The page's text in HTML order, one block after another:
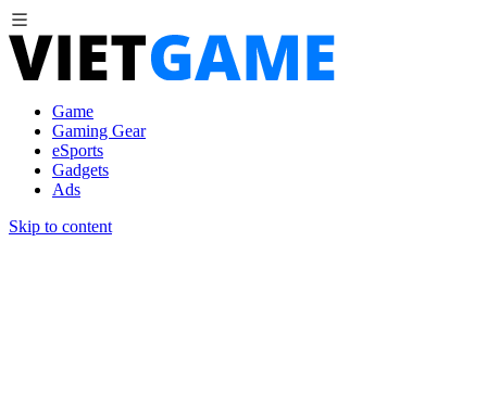
Game
Gaming Gear
eSports
Gadgets
Ads
Skip to content